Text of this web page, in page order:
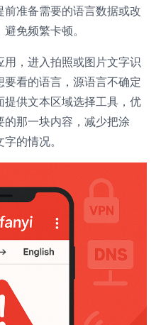
准备需要的语言数据或改
免频繁卡顿。
用，进入拍照或图片文字识
看的语言，源语言不确定
供文本区域选择工具，优
那一块内容，减少把涂
的情况。